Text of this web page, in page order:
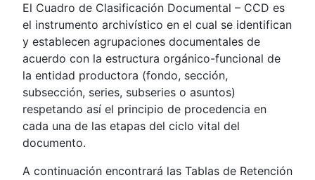
El Cuadro de Clasificación Documental – CCD es
el instrumento archivístico en el cual se identifican
y establecen agrupaciones documentales de
acuerdo con la estructura orgánico-funcional de
la entidad productora (fondo, sección,
subsección, series, subseries o asuntos)
respetando así el principio de procedencia en
cada una de las etapas del ciclo vital del
documento.
A continuación encontrará las Tablas de Retención